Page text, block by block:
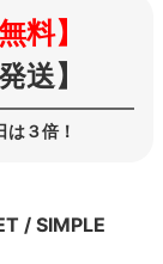
料】
送】
３倍！
/ SIMPLE